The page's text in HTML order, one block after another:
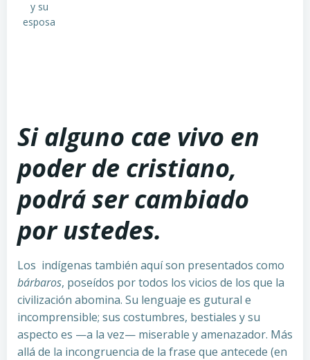
y su
esposa
Si alguno cae vivo en
poder de cristiano,
podrá ser cambiado
por ustedes.
Los indígenas también aquí son presentados como
bárbaros, poseídos por todos los vicios de los que la
civilización abomina. Su lenguaje es gutural e
incomprensible; sus costumbres, bestiales y su
aspecto es —a la vez— miserable y amenazador. Más
allá de la incongruencia de la frase que antecede (en